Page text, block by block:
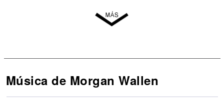
Música de Morgan Wallen